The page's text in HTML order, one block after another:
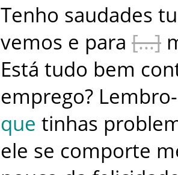
Tenho saudades
vemos e para
Está tudo bem
emprego?
que tinhas
ele se comporte